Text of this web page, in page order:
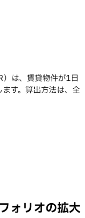
は、賃貸物件が1日
す。算出方法は、全
されているすべての
ージで表されます。
）は、提供可能な
均収益を示しま
ォリオの拡大